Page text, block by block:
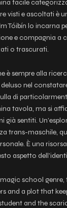
facile
visti e ascoltati è
Tóibín lo incarna
e compagnia a
o trascurati.
è sempre alla
nel
di
tavola, ma si
già sentiti.
trans-maschile,
È una
aspetto
school
and a plot that
and the